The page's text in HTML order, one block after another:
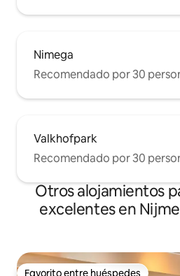
Nimega
Recomendado por 30
Valkhofpark
Recomendado por 30
Otros alojamientos
excelentes en
Favorito entre huéspedes